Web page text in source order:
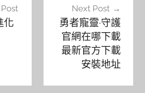
化
Next Post
勇者寵靈·守護
官網在哪下載
最新官方下載
安裝地址